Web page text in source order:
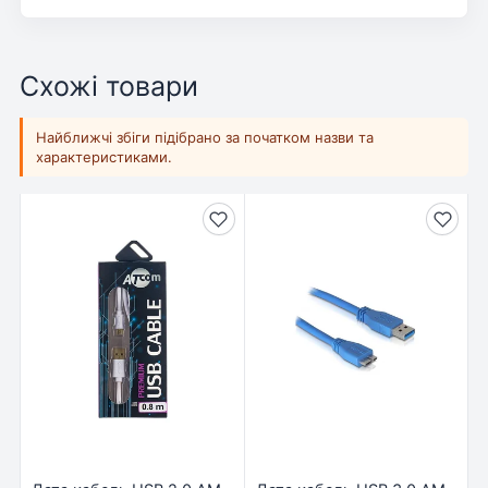
Схожі товари
Найближчі збіги підібрано за початком назви та
характеристиками.